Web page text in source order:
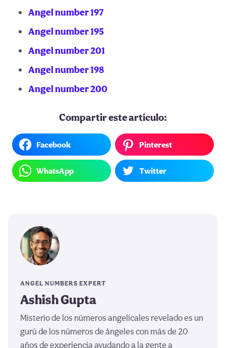
Angel number 197
Angel number 195
Angel number 201
Angel number 198
Angel number 200
Compartir este artículo:
Facebook Pinterest
WhatsApp Twitter
ANGEL NUMBERS EXPERT
Ashish Gupta
Misterio de los números angelicales revelado es un
gurú de los números de ángeles con más de 20
años de experiencia ayudando a la gente a